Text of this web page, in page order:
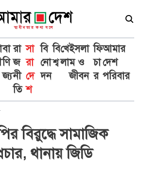
বা
ণি
জ্য
রা
জ
নী
তি
সা
রা
দে
শ
বি
নো
দন
বি
শ্ব
খে
লা
ইসলা
ম ও
জীবন
ফি
চা
র
আমার
দেশ
পরিবার
বিরুদ্ধে সামাজিক
থানায় জিডি